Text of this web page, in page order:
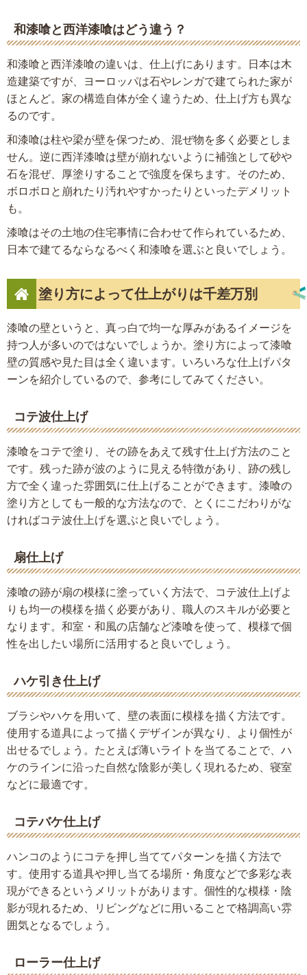
和漆喰と西洋漆喰はどう違う？
和漆喰と西洋漆喰の違いは、仕上げにあります。日本は木
造建築ですが、ヨーロッパは石やレンガで建てられた家が
ほとんど。家の構造自体が全く違うため、仕上げ方も異な
るのです。
和漆喰は柱や梁が壁を保つため、混ぜ物を多く必要としま
せん。逆に西洋漆喰は壁が崩れないように補強として砂や
石を混ぜ、厚塗りすることで強度を保ちます。そのため、
ボロボロと崩れたり汚れやすかったりといったデメリット
も。
漆喰はその土地の住宅事情に合わせて作られているため、
日本で建てるならなるべく和漆喰を選ぶと良いでしょう。
塗り方によって仕上がりは千差万別
漆喰の壁というと、真っ白で均一な厚みがあるイメージを
持つ人が多いのではないでしょうか。塗り方によって漆喰
壁の質感や見た目は全く違います。いろいろな仕上げパタ
ーンを紹介しているので、参考にしてみてください。
コテ波仕上げ
漆喰をコテで塗り、その跡をあえて残す仕上げ方法のこと
です。残った跡が波のように見える特徴があり、跡の残し
方で全く違った雰囲気に仕上げることができます。漆喰の
塗り方としても一般的な方法なので、とくにこだわりがな
ければコテ波仕上げを選ぶと良いでしょう。
扇仕上げ
漆喰の跡が扇の模様に塗っていく方法で、コテ波仕上げよ
りも均一の模様を描く必要があり、職人のスキルが必要と
なります。和室・和風の店舗など漆喰を使って、模様で個
性を出したい場所に活用すると良いでしょう。
ハケ引き仕上げ
ブラシやハケを用いて、壁の表面に模様を描く方法です。
使用する道具によって描くデザインが異なり、より個性が
出せるでしょう。たとえば薄いライトを当てることで、ハ
ケのラインに沿った自然な陰影が美しく現れるため、寝室
などに最適です。
コテバケ仕上げ
ハンコのようにコテを押し当ててパターンを描く方法で
す。使用する道具や押し当てる場所・角度などで多彩な表
現ができるというメリットがあります。個性的な模様・陰
影が現れるため、リビングなどに用いることで格調高い雰
囲気となるでしょう。
ローラー仕上げ